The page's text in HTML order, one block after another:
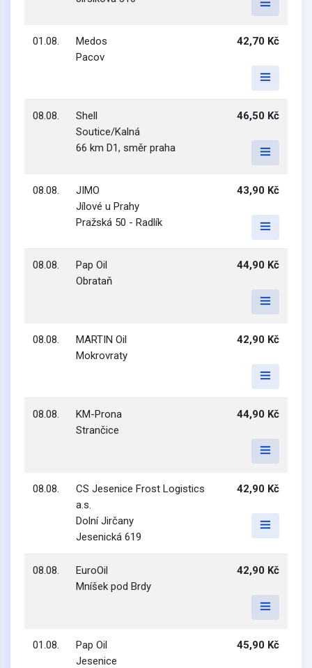
01.08.
Medos
Pacov
42,70 Kč
08.08.
Shell
Soutice/Kalná
66 km D1, směr praha
46,50 Kč
08.08.
JIMO
Jílové u Prahy
Pražská 50 - Radlík
43,90 Kč
08.08.
Pap Oil
Obrataň
44,90 Kč
08.08.
MARTIN Oil
Mokrovraty
42,90 Kč
08.08.
KM-Prona
Strančice
44,90 Kč
08.08.
CS Jesenice Frost Logistics
a.s.
Dolní Jirčany
Jesenická 619
42,90 Kč
08.08.
EuroOil
Mníšek pod Brdy
42,90 Kč
01.08.
Pap Oil
Jesenice
45,90 Kč